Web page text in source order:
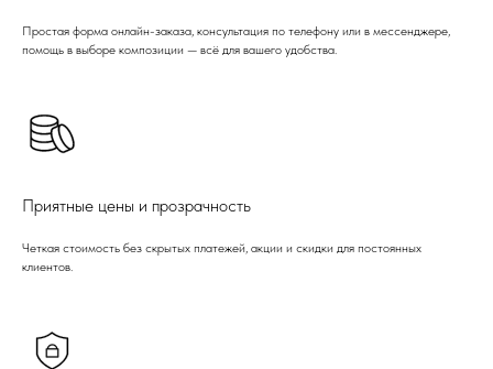
Простая форма онлайн-заказа, консультация по телефону или в мессенджере,
помощь в выборе композиции — всё для вашего удобства.
Приятные цены и прозрачность
Четкая стоимость без скрытых платежей, акции и скидки для постоянных
клиентов.